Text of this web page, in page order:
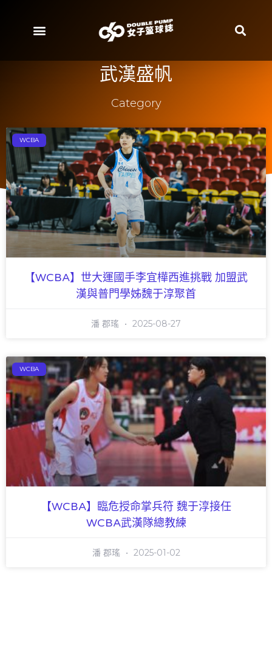
武漢盛帆
Category
WCBA
【WCBA】世大運國手李宜樺西進挑戰 加盟武
漢與普門學姊魏于淳聚首
潘 郡瑤 2025-08-27
WCBA
【WCBA】臨危授命掌兵符 魏于淳接任
WCBA武漢隊總教練
潘 郡瑤 2025-01-02